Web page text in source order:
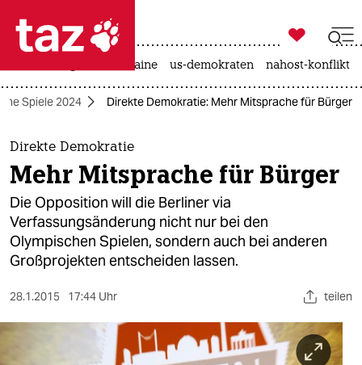
 taz zahl ich
taz zahl ich
themen
politik
öko
gesellschaft
kultur
sport

taz zahl ich
krieg in der ukraine us-demokraten nahost-konflikt
Spiele 2024 Direkte Demokratie: Mehr Mitsprache für Bürger
Direkte Demokratie
Mehr Mitsprache für Bürger
Die Opposition will die Berliner via
Verfassungsänderung nicht nur bei den
Olympischen Spielen, sondern auch bei anderen
Großprojekten entscheiden lassen.
28.1.2015 17:44 Uhr teilen